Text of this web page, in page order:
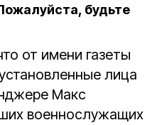
будьте
от имени газеты
лица
Макс
военнослужащих